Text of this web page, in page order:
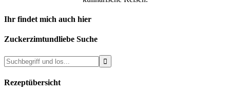
Ihr findet mich auch hier
Zuckerzimtundliebe Suche
Rezeptübersicht